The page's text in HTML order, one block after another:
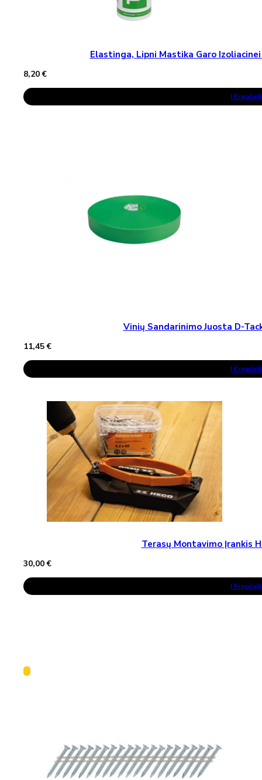
Elastinga, Lipni Mastika Garo Izoliacinei
8,20€
Į Krepšelį
Vinių Sandarinimo Juosta D-
11,45€
Į Krepšelį
Terasų Montavimo Įrankis
30,00€
Į Krepšelį